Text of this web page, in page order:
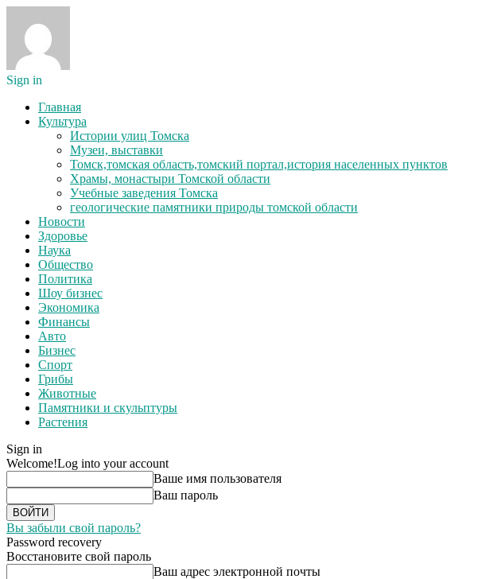
Sign in
Главная
Культура
Истории улиц Томска
Музеи, выставки
Томск,томская область,томский портал,история населенных пунктов
Храмы, монастыри Томской области
Учебные заведения Томска
геологические памятники природы томской области
Новости
Здоровье
Наука
Общество
Политика
Шоу бизнес
Экономика
Финансы
Авто
Бизнес
Спорт
Грибы
Животные
Памятники и скульптуры
Растения
Sign in
Welcome!Log into your account
Ваше имя пользователя
Ваш пароль
Вы забыли свой пароль?
Password recovery
Восстановите свой пароль
Ваш адрес электронной почты